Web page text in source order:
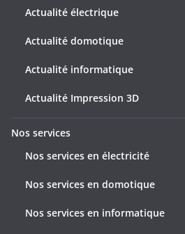
e
Actualité électrique
Actualité domotique
Actualité informatique
Actualité Impression 3D
Nos services
Nos services en électricité
Nos services en domotique
Nos services en informatique